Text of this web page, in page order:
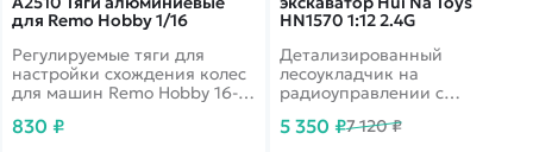
HN1570 1:12 2.4G
Детализированный
лесоукладчик на
радиоуправлении с
Уменьшенная копия
5 350 ₽7 120 ₽
для Remo Hobby 1/16
Регулируемые тяги для
настройки схождения колес
для машин Remo Hobby 16-го
830 ₽